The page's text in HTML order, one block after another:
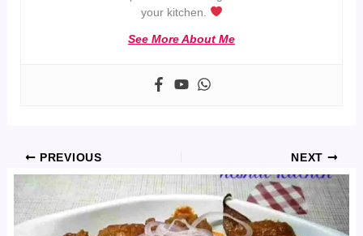
your kitchen.
See More About Me
PREVIOUS NEXT